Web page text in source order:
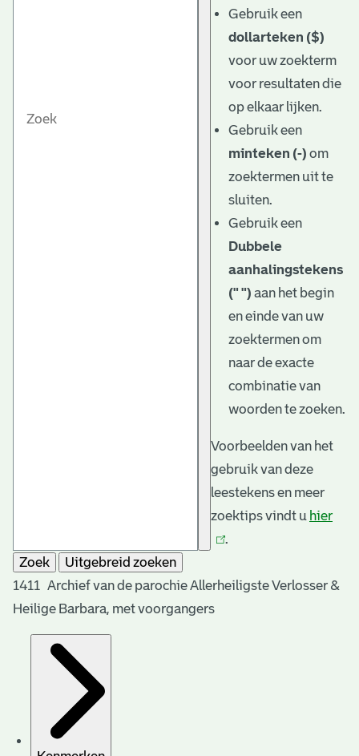
Gebruik een
dollarteken ($)
voor uw zoekterm
voor resultaten die
op elkaar lijken.
Gebruik een
minteken (-) om
zoektermen uit te
sluiten.
Gebruik een
Dubbele
aanhalingstekens
(" ") aan het begin
en einde van uw
zoektermen om
naar de exacte
combinatie van
woorden te zoeken.
Voorbeelden van het
gebruik van deze
leestekens en meer
zoektips vindt u hier
.
Zoek
Uitgebreid zoeken
1411 Archief van de parochie Allerheiligste Verlosser &
Heilige Barbara, met voorgangers